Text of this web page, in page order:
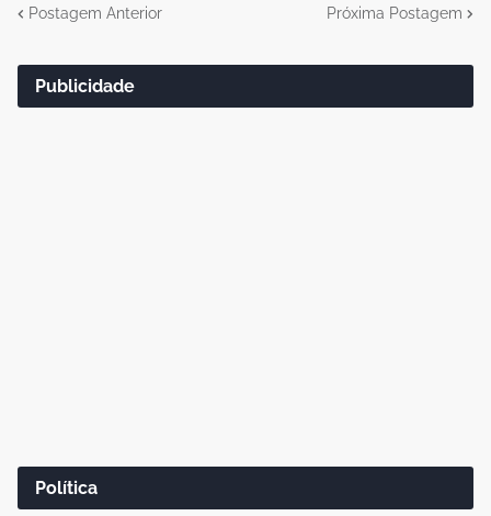
Postagem Anterior Próxima Postagem
Publicidade
Política